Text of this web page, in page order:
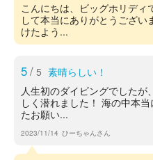
こんにちは、ビッグホリディ
して本当にありがとうござ
けたよう...
5/ 5 素晴らしい！
人生初のダイビングでした
しく潜れました！ 海の中本
たお願い...
2023/11/14 ひーちゃんさん